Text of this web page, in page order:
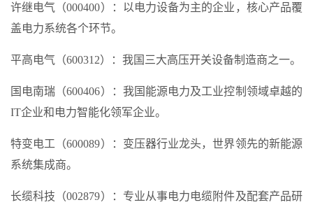
许继电气（000400）：以电力设备为主的企业，核心产品覆
盖电力系统各个环节。
平高电气（600312）：我国三大高压开关设备制造商之一。
国电南瑞（600406）：我国能源电力及工业控制领域卓越的
IT企业和电力智能化领军企业。
特变电工（600089）：变压器行业龙头，世界领先的新能源
系统集成商。
长缆科技（002879）：专业从事电力电缆附件及配套产品研